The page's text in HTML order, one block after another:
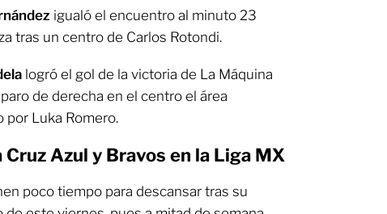
igualó el encuentro al minuto 23
tras un centro de Carlos Rotondi.
logró el gol de la victoria de La Máquina
de derecha en el centro el área
por Luka Romero.
Cruz Azul y Bravos en la Liga MX
poco tiempo para descansar tras su